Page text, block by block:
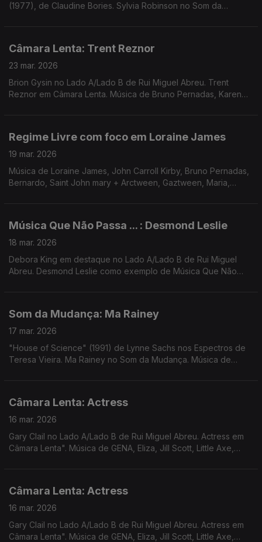
(1977), de Claudine Bories. Sylvia Robinson no Som da
Câmara Lenta: Trent Reznor
23 mar. 2026
Brion Gysin no Lado A/Lado B de Rui Miguel Abreu. Trent
Reznor em Câmara Lenta. Música de Bruno Pernadas, Karen
Regime Livre com foco em Loraine James
19 mar. 2026
Música de Loraine James, John Carroll Kirby, Bruno Pernadas,
Bernardo, Saint John mary + Arctween, Gaztween, Maria,
Música Que Não Passa ... : Desmond Leslie
18 mar. 2026
Debora King em destaque no Lado A/Lado B de Rui Miguel
Abreu. Desmond Leslie como exemplo de Música Que Não
Som da Mudança: Ma Rainey
17 mar. 2026
"House of Science" (1991) de Lynne Sachs nos Espectros de
Teresa Vieira. Ma Rainey no Som da Mudança. Música de
Câmara Lenta: Actress
16 mar. 2026
Gary Clail no Lado A/Lado B de Rui Miguel Abreu. Actress em
Câmara Lenta". Música de GENA, Eliza, Jill Scott, Little Axe,
Câmara Lenta: Actress
16 mar. 2026
Gary Clail no Lado A/Lado B de Rui Miguel Abreu. Actress em
Câmara Lenta". Música de GENA, Eliza, Jill Scott, Little Axe,